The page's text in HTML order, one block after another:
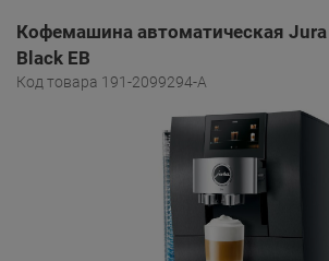
Кофемашина автоматическая
Black EB
Код товара 191-2099294-A